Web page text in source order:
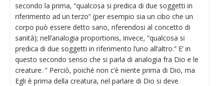
secondo la prima, “qualcosa si predica di due soggetti in
riferimento ad un terzo” (per esempio sia un cibo che un
corpo può essere detto sano, riferendosi al concetto di
sanità); nell’analogia proportionis, invece, “qualcosa si
predica di due soggetti in riferimento l’uno all’altro.” E’ in
questo secondo senso che si parla di analogia fra Dio e le
creature. ” Perciò, poiché non c’è niente prima di Dio, ma
Egli è prima della creatura, nel parlare di Dio si deve